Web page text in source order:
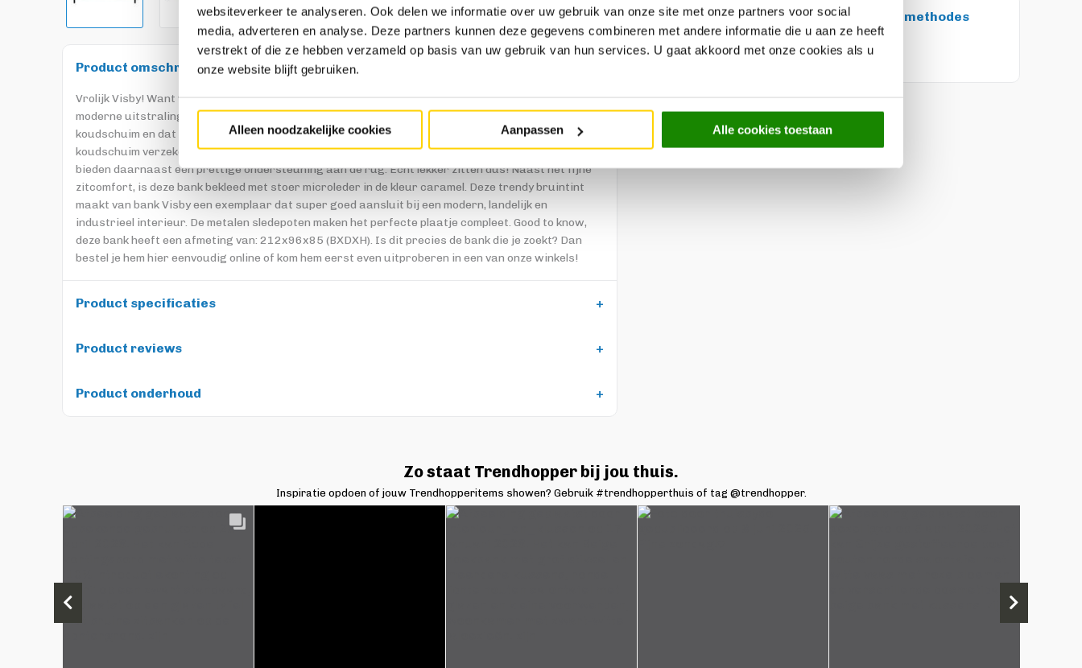
websiteverkeer te analyseren. Ook delen we informatie over uw gebruik van onze site met onze partners voor social
media, adverteren en analyse. Deze partners kunnen deze gegevens combineren met andere informatie die u aan ze heeft
verstrekt of die ze hebben verzameld op basis van uw gebruik van hun services. U gaat akkoord met onze cookies als u
onze website blijft gebruiken.
Alleen noodzakelijke cookies Aanpassen Alle cookies toestaan
Product omschrijving
Vrolijk Visby! Want van deze 3-zitsbank word je vanzelf blij. Waarom? Omdat deze bank met een
moderne uitstraling ook nog eens een goed zitcomfort heeft! De zitting is namelijk gevuld met
koudschuim en dat zorgt voor een veerkrachtige, medium-stevige zit. Bovendien ben je met
koudschuim verzekerd van een lange levensduur. De met polyetherschuim gevulde rugkussens
bieden daarnaast een prettige ondersteuning aan de rug. Echt lekker zitten dus! Naast het fijne
zitcomfort, is deze bank bekleed met stoer microleder in de kleur caramel. Deze trendy bruintint
maakt van bank Visby een exemplaar dat super goed aansluit bij een modern, landelijk en
industrieel interieur. De metalen sledepoten maken het perfecte plaatje compleet. Good to know,
deze bank heeft een afmeting van: 212x96x85 (BXDXH). Is dit precies de bank die je zoekt? Dan
bestel je hem hier eenvoudig online of kom hem eerst even uitproberen in een van onze winkels!
Product specificaties
Product reviews
Product onderhoud
Betaal met de volgende betaalmethodes
Zo staat Trendhopper bij jou thuis.
Inspiratie opdoen of jouw Trendhopperitems showen? Gebruik #trendhopperthuis of tag @trendhopper.